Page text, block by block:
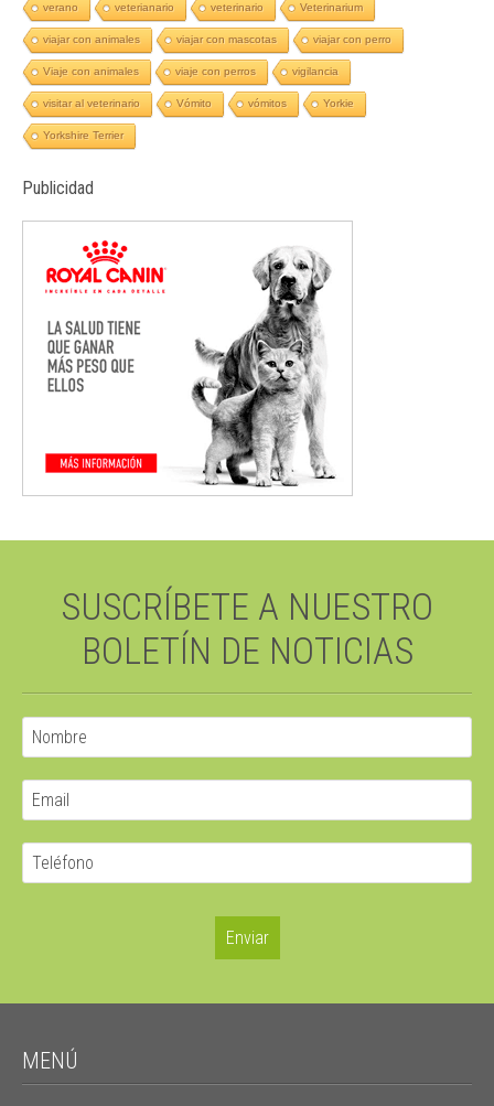
verano veterianario veterinario Veterinarium
viajar con animales viajar con mascotas viajar con perro
Viaje con animales viaje con perros vigilancia
visitar al veterinario Vómito vómitos Yorkie
Yorkshire Terrier
Publicidad
SUSCRÍBETE A NUESTRO
BOLETÍN DE NOTICIAS
MENÚ